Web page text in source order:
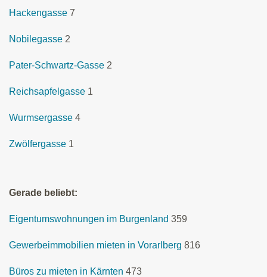
Hackengasse 7
Nobilegasse 2
Pater-Schwartz-Gasse 2
Reichsapfelgasse 1
Wurmsergasse 4
Zwölfergasse 1
Gerade beliebt:
Eigentumswohnungen im Burgenland 359
Gewerbeimmobilien mieten in Vorarlberg 816
Büros zu mieten in Kärnten 473